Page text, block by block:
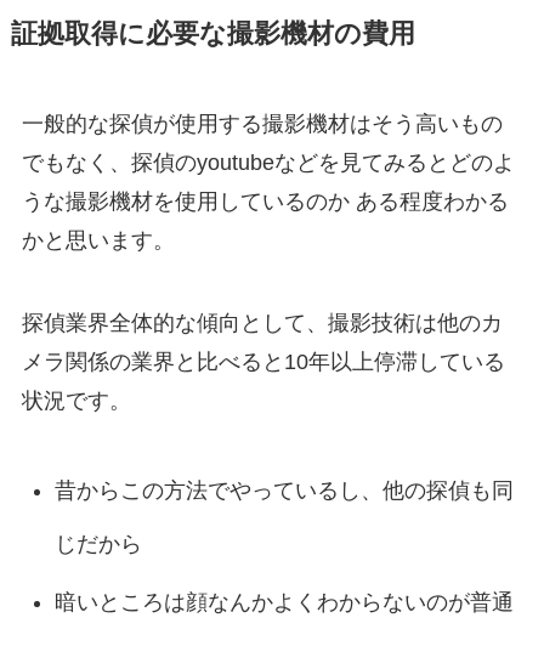
証拠取得に必要な撮影機材の費用
一般的な探偵が使用する撮影機材はそう高いもの
でもなく、探偵のyoutubeなどを見てみるとどのよ
うな撮影機材を使用しているのか ある程度わかる
かと思います。
探偵業界全体的な傾向として、撮影技術は他のカ
メラ関係の業界と比べると10年以上停滞している
状況です。
昔からこの方法でやっているし、他の探偵も同
じだから
暗いところは顔なんかよくわからないのが普通